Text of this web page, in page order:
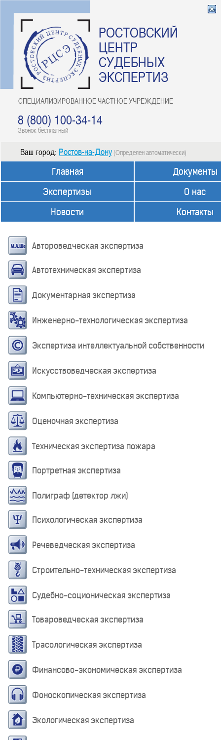
РОСТОВСКИЙ
ЦЕНТР
СУДЕБНЫХ
ЭКСПЕРТИЗ
СПЕЦИАЛИЗИРОВАННОЕ ЧАСТНОЕ УЧРЕЖДЕНИЕ
8 (800) 100-34-14
Звонок бесплатный
Ваш город: Ростов-на-Дону (Определен автоматически)
Главная
Экспертизы
Новости
Документы
О нас
Контакты
Автороведческая экспертиза
Автотехническая экспертиза
Документарная экспертиза
Инженерно-технологическая экспертиза
Экспертиза интеллектуальной собственности
Искусствоведческая экспертиза
Компьютерно-техническая экспертиза
Оценочная экспертиза
Техническая экспертиза пожара
Портретная экспертиза
Полиграф (детектор лжи)
Психологическая экспертиза
Речеведческая экспертиза
Строительно-техническая экспертиза
Судебно-соционическая экспертиза
Товароведческая экспертиза
Трасологическая экспертиза
Финансово-экономическая экспертиза
Фоноскопическая экспертиза
Экологическая экспертиза